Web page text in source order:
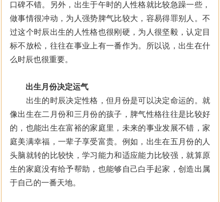
口碑不错。另外，出生于午时的人性格就比较急躁一些，
做事情很冲动，为人强势脾气比较大，容易得罪别人。不
过这个时辰出生的人性格也很刚硬，为人很坚毅，认定目
标不放松，往往在事业上有一番作为。所以说，出生在什
么时辰也很重要。
出生月份决定运气
出生的时辰决定性格，但月份是可以决定命运的。就
像出生在二月份和三月份的孩子，脾气性格往往是比较好
的，也能出生在富裕的家庭里，未来的事业发展不错，家
庭美满幸福，一辈子享受富贵。例如，出生在五月份的人
头脑就转的比较快，学习能力和适应能力比较强，就算原
生的家庭没有给予帮助，也能够自己白手起家，创造出属
于自己的一番天地。